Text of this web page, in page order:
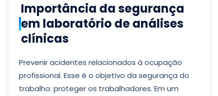
Importância da segurança
em laboratório de análises
clínicas
Prevenir acidentes relacionados à ocupação
profissional. Esse é o objetivo da segurança do
trabalho: proteger os trabalhadores. Em um